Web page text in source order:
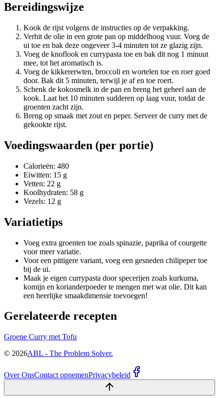
Bereidingswijze
Kook de rijst volgens de instructies op de verpakking.
Verhit de olie in een grote pan op middelhoog vuur. Voeg de
ui toe en bak deze ongeveer 3-4 minuten tot ze glazig zijn.
Voeg de knoflook en currypasta toe en bak dit nog 1 minuut
mee, tot het aromatisch is.
Voeg de kikkererwten, broccoli en wortelen toe en roer goed
door. Bak dit 5 minuten, terwijl je af en toe roert.
Schenk de kokosmelk in de pan en breng het geheel aan de
kook. Laat het 10 minuten sudderen op laag vuur, totdat de
groenten zacht zijn.
Breng op smaak met zout en peper. Serveer de curry met de
gekookte rijst.
Voedingswaarden (per portie)
Calorieën: 480
Eiwitten: 15 g
Vetten: 22 g
Koolhydraten: 58 g
Vezels: 12 g
Variatietips
Voeg extra groenten toe zoals spinazie, paprika of courgette
voor meer variatie.
Voor een pittigere variant, voeg een gesneden chilipeper toe
bij de ui.
Maak je eigen currypasta door specerijen zoals kurkuma,
komijn en korianderpoeder te mengen met wat olie. Dit kan
een heerlijke smaakdimensie toevoegen!
Gerelateerde recepten
Groene Curry met Tofu
© 2026ABL - The Problem Solver.
Over OnsContact opnemenPrivacybeleid